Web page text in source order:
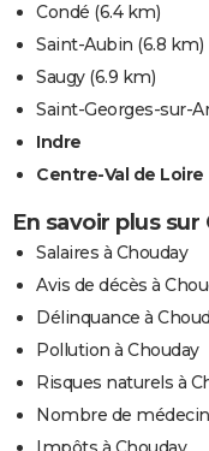
Condé (6.4 km)
Saint-Aubin (6.8 km)
Saugy(6.9 km)
Saint-Georges-sur-
Indre
Centre-Val de Loire
En savoir plus sur
Salaires à Chouday
Avis de décès à
Délinquance à
Pollution à Chouday
Risques naturels à
Nombre de